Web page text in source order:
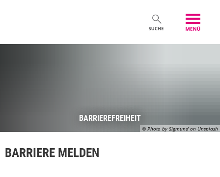
© Photo by Sigmund on Unsplash
BARRIEREFREIHEIT
BARRIERE MELDEN